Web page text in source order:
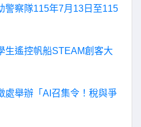
警察隊115年7月13日至115
生遙控帆船STEAM創客大
處舉辦「AI召集令！稅與爭